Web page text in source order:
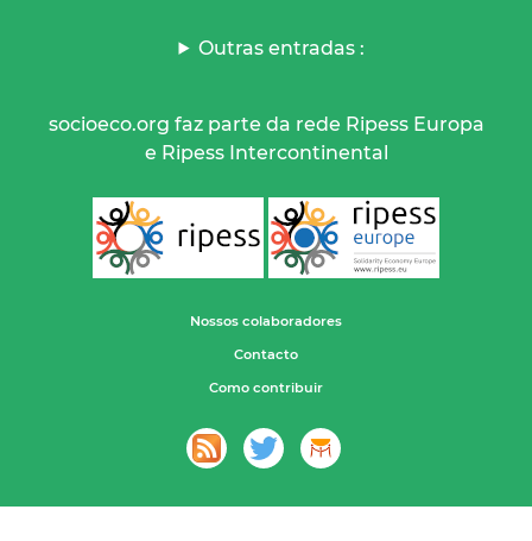
Outras entradas :
socioeco.org faz parte da rede Ripess Europa
e Ripess Intercontinental
Nossos colaboradores
Contacto
Como contribuir